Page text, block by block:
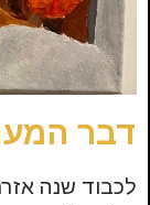
דבר
לכבוד שנה